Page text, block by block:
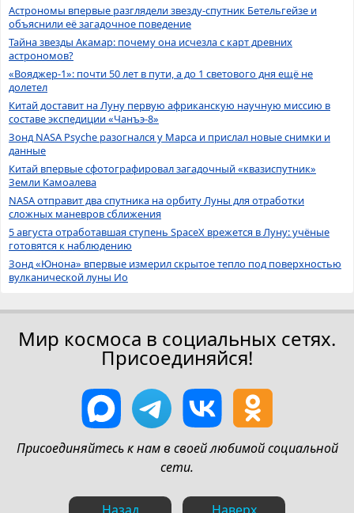
Астрономы впервые разглядели звезду-спутник Бетельгейзе и
объяснили её загадочное поведение
Тайна звезды Акамар: почему она исчезла с карт древних
астрономов?
«Вояджер-1»: почти 50 лет в пути, а до 1 светового дня ещё не
долетел
Китай доставит на Луну первую африканскую научную миссию в
составе экспедиции «Чанъэ-8»
Зонд NASA Psyche разогнался у Марса и прислал новые снимки и
данные
Китай впервые сфотографировал загадочный «квазиспутник»
Земли Камоалева
NASA отправит два спутника на орбиту Луны для отработки
сложных маневров сближения
5 августа отработавшая ступень SpaceX врежется в Луну: учёные
готовятся к наблюдению
Зонд «Юнона» впервые измерил скрытое тепло под поверхностью
вулканической луны Ио
Мир космоса в социальных сетях.
Присоединяйся!
Присоединяйтесь к нам в своей любимой социальной
сети.
Назад Наверх